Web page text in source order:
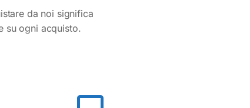
da noi significa
su ogni acquisto.